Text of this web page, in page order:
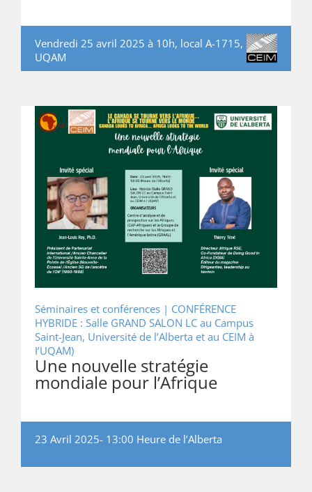
Vendredi 25 avril 2025 à 10h, local A-1715,
UQAM
Séminaires et conférences | CONFÉRENCE
HYBRIDE : Salle GRAND SALON LC au Campus
Saint-Jean, Université de l’Alberta et au CEIM à
I’UQAM)
Une nouvelle stratégie
mondiale pour l’Afrique
23 Avril 2025- 13:00 Heure de l’Alberta